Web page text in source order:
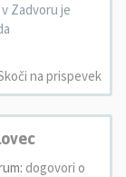
Zadvoru je
na prispevek
dogovori o